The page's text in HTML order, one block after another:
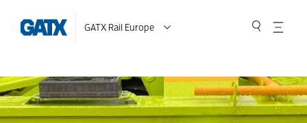
GATX Rail Europe